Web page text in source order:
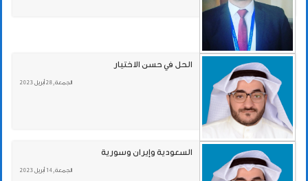
الحل في حسن الاختيار
الجمعة , 28 أبريل 2023
السعودية وإيران وسورية
الجمعة , 14 أبريل 2023